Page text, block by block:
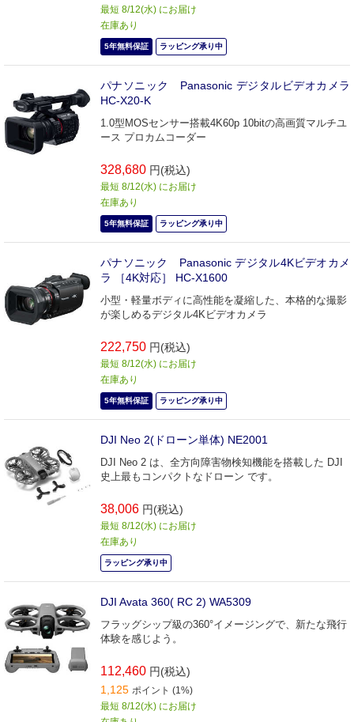
最短 8/12(水) にお届け
在庫あり
5年無料保証 ラッピング承り中
パナソニック Panasonic デジタルビデオカメラ
HC-X20-K
1.0型MOSセンサー搭載4K60p 10bitの高画質マルチユ
ース プロカムコーダー
328,680 円(税込)
最短 8/12(水) にお届け
在庫あり
5年無料保証 ラッピング承り中
パナソニック Panasonic デジタル4Kビデオカメ
ラ ［4K対応］ HC-X1600
小型・軽量ボディに高性能を凝縮した、本格的な撮影
が楽しめるデジタル4Kビデオカメラ
222,750 円(税込)
最短 8/12(水) にお届け
在庫あり
5年無料保証 ラッピング承り中
DJI Neo 2(ドローン単体) NE2001
DJI Neo 2 は、全方向障害物検知機能を搭載した DJI
史上最もコンパクトなドローン です。
38,006 円(税込)
最短 8/12(水) にお届け
在庫あり
ラッピング承り中
DJI Avata 360( RC 2) WA5309
フラッグシップ級の360°イメージングで、新たな飛行
体験を感じよう。
112,460 円(税込)
1,125 ポイント (1%)
最短 8/12(水) にお届け